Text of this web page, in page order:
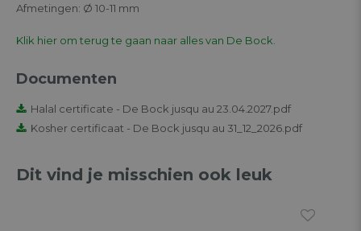
Afmetingen: Ø 10-11 mm
Klik hier om terug te gaan naar alles van De Bock.
Documenten
Halal certificate - De Bock jusqu au 23.04.2027.pdf
Kosher certificaat - De Bock jusqu au 31_12_2026.pdf
Dit vind je misschien ook leuk